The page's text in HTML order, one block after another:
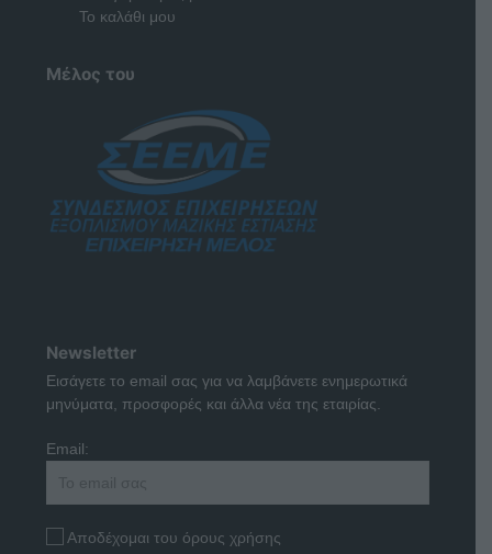
Το καλάθι μου
Μέλος του
Newsletter
Εισάγετε το email σας για να λαμβάνετε ενημερωτικά
μηνύματα, προσφορές και άλλα νέα της εταιρίας.
Email:
Αποδέχομαι του όρους χρήσης